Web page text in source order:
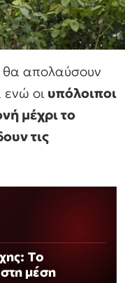
θα απολαύσουν
ενώ οι υπόλοιποι
μέχρι το
τις
Το
μέση